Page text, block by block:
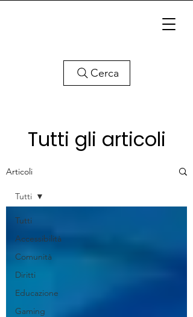
Cerca
Tutti gli articoli
Articoli
Tutti
Accessibilità
Comunità
Diritti
Educazione
Gaming
Tutti